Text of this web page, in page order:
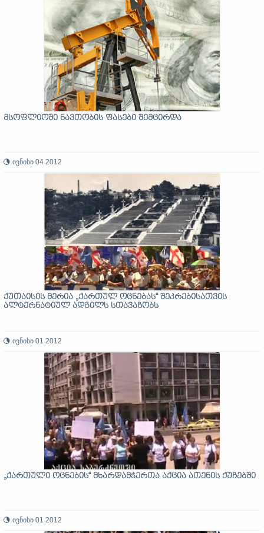
მსოფლიოში ნავთობის ფასები შემცირდა
ივნისი 04 2012
ქუთაისის მერია „ქართულ ოცნებას“ შეკრებისათვის
ალტერნატიულ ადგილს სთავაზობს
ივნისი 01 2012
„ქართული ოცნების“ მხარდამჭერთა აქცია ათენის ქუჩებში
ივნისი 01 2012